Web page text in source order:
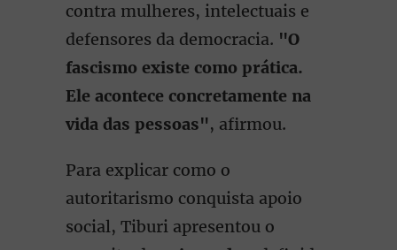
contra mulheres, intelectuais e
defensores da democracia. "O
fascismo existe como prática.
Ele acontece concretamente na
vida das pessoas", afirmou.
Para explicar como o
autoritarismo conquista apoio
social, Tiburi apresentou o